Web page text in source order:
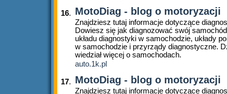
16. MotoDiag - blog o motoryzacji
Znajdziesz tutaj informacje dotyczące
Dowiesz się jak diagnozować swój
układu diagnostyki w samochodzie, układy
w samochodzie i przyrządy diagnostyczne.
wiedział więcej o samochodach.
auto.1k.pl
17. MotoDiag - blog o motoryzacji
Znajdziesz tutaj informacje dotyczące